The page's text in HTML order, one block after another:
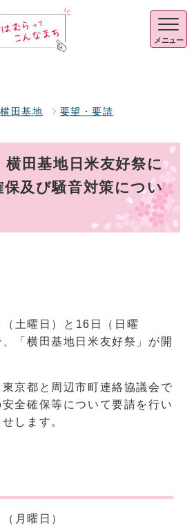
メニュー
横田基地 要望・要請
田基地日米友好祭に
保及び騒音対策につい
土曜日）と16日（日曜
「横田基地日米友好祭」が開
京都と周辺市町連絡協議会で
全確保等について要請を行い
します。
月曜日）